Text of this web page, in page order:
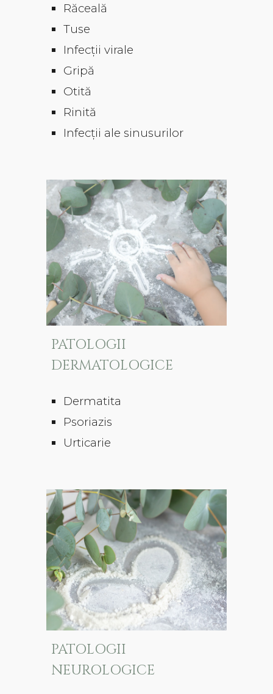
Răceală
Tuse
Infecții virale​
Gripă
Otită
Rinită
Infecții ale sinusurilor
PATOLOGII
DERMATOLOGICE
Dermatita
Psoriazis
Urticarie
PATOLOGII
NEUROLOGICE